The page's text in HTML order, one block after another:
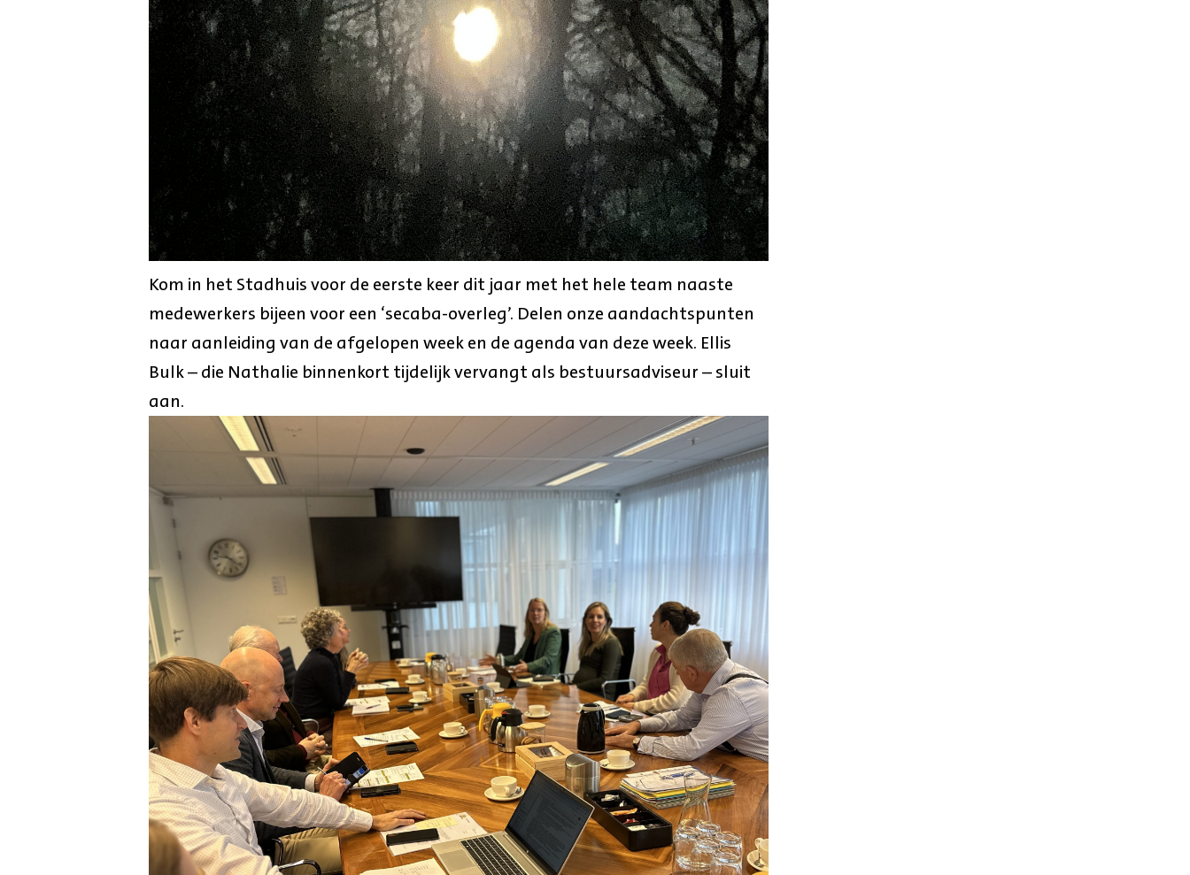
Kom in het Stadhuis voor de eerste keer dit jaar met het hele team naaste
medewerkers bijeen voor een ‘secaba-overleg’. Delen onze aandachtspunten
naar aanleiding van de afgelopen week en de agenda van deze week. Ellis
Bulk – die Nathalie binnenkort tijdelijk vervangt als bestuursadviseur – sluit
aan.